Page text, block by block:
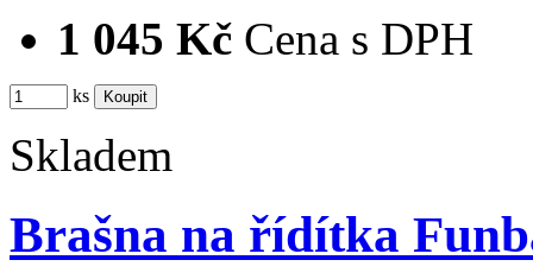
1 045 Kč Cena s DPH
ks
Skladem
Brašna na řídítka